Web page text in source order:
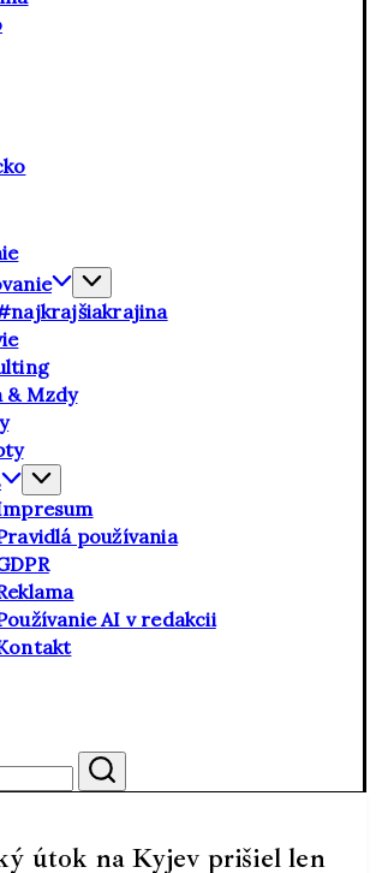
& Mzdy
používania
AI v redakcii
Search
útok na Kyjev prišiel len